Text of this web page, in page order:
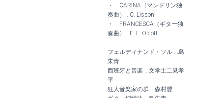
・ CARINA（マンドリン独
奏曲）...C. Lissoni
・ FRANCESCA（ギター独
奏曲）...E. L. Olcott
フェルディナンド・ソル ...島
朱青
西班牙と音楽 ...文学士二見孝
平
狂人音楽家の群 ...森村豐